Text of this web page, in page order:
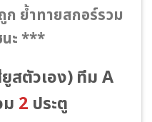
ย้ำทายสกอร์รวม
ะ ***
สตัวเอง) ทีม A
2 ประตู